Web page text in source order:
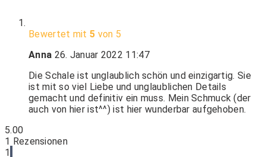
Bewertet mit 5 von 5
Anna 26. Januar 2022 11:47
Die Schale ist unglaublich schön und einzigartig. Sie
ist mit so viel Liebe und unglaublichen Details
gemacht und definitiv ein muss. Mein Schmuck (der
auch von hier ist^^) ist hier wunderbar aufgehoben.
5.00
1 Rezensionen
1